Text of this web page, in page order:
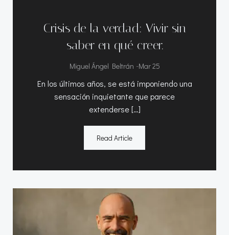
Crisis de la verdad: Vivir sin
saber en qué creer.
Miguel Ángel Beltrán -Mar 25
En los últimos años, se está imponiendo una
sensación inquietante que parece
extenderse […]
Read Article